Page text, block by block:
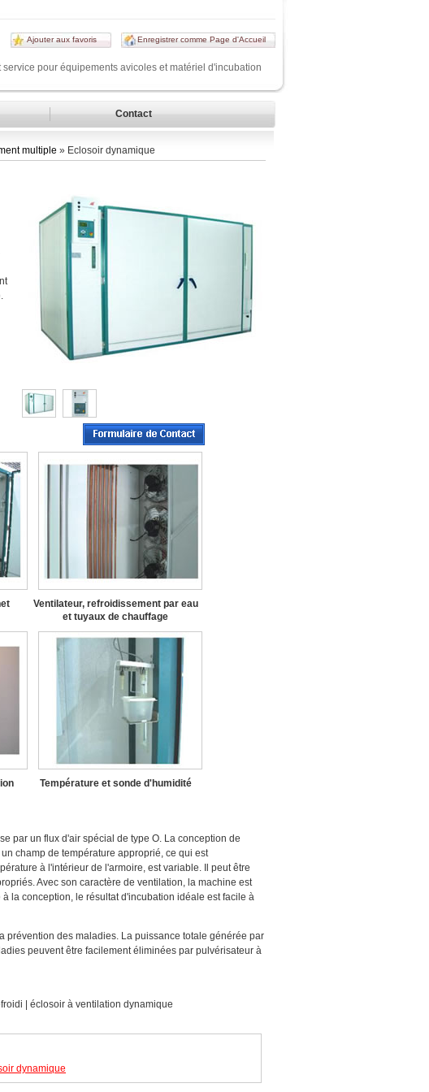
Ajouter aux favoris Enregistrer comme Page d'Accueil
pour équipements avicoles et matériel d'incubation
Contact
multiple » Eclosoir dynamique
Ventilateur, refroidissement par eau
et tuyaux de chauffage
Température et sonde d'humidité
par un flux d'air spécial de type O. La conception de
champ de température approprié, ce qui est
à l'intérieur de l'armoire, est variable. Il peut être
Avec son caractère de ventilation, la machine est
la conception, le résultat d'incubation idéale est facile à
prévention des maladies. La puissance totale générée par
peuvent être facilement éliminées par pulvérisateur à
| éclosoir à ventilation dynamique
dynamique